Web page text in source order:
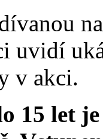
uvidí
v akci.
15 let